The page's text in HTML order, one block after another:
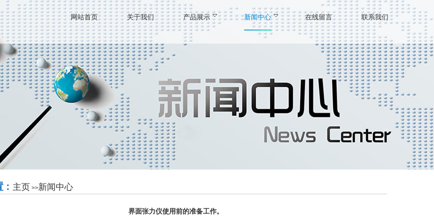
网站首页 关于我们 产品展示 新闻中心 在线留言 联系我们
: 主页 >>新闻中心
界面张力仪使用前的准备工作。